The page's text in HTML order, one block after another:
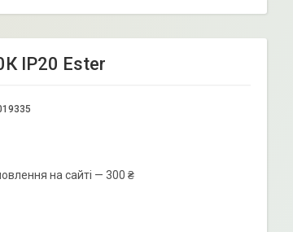
IP20 Ester
на сайті — 300 ₴